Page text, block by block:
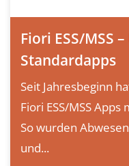
Fiori ESS/MSS
Standardapps
Seit Jahresbeginn
Fiori ESS/MSS
So wurden
und...